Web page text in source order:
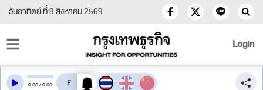
วันอาทิตย์ ที่ 9 สิงหาคม 2569
Login
0:00/0:00 สลับเสียงอ่าน